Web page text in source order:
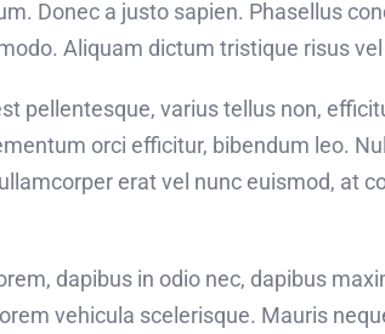
Donec a justo sapien. Phasellus
Aliquam dictum tristique risus vel
pellentesque, varius tellus non,
orci efficitur, bibendum leo.
erat vel nunc euismod, at
dapibus in odio nec, dapibus
vehicula scelerisque. Mauris